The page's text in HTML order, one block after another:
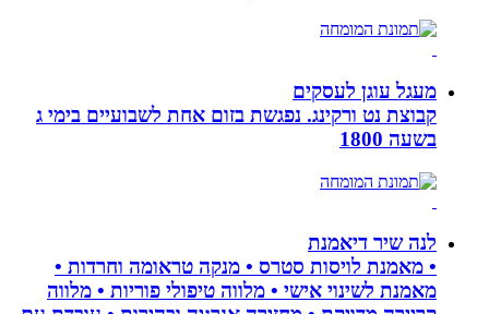
מעגל עוגן לעסקים
קבוצת נט ורקינג. נפגשת בזום אחת לשבועיים בימי ג
בשעה 1800
לנה שיר דיאמנת
• מאמנת לויסות סטרס • מנקה טראומה וחרדות •
מאמנת לשינוי אישי • מלווה טיפולי פוריות • מלווה